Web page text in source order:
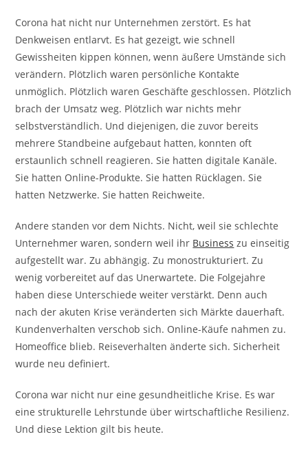
Corona hat nicht nur Unternehmen zerstört. Es hat
Denkweisen entlarvt. Es hat gezeigt, wie schnell
Gewissheiten kippen können, wenn äußere Umstände sich
verändern. Plötzlich waren persönliche Kontakte
unmöglich. Plötzlich waren Geschäfte geschlossen. Plötzlich
brach der Umsatz weg. Plötzlich war nichts mehr
selbstverständlich. Und diejenigen, die zuvor bereits
mehrere Standbeine aufgebaut hatten, konnten oft
erstaunlich schnell reagieren. Sie hatten digitale Kanäle.
Sie hatten Online-Produkte. Sie hatten Rücklagen. Sie
hatten Netzwerke. Sie hatten Reichweite.
Andere standen vor dem Nichts. Nicht, weil sie schlechte
Unternehmer waren, sondern weil ihr Business zu einseitig
aufgestellt war. Zu abhängig. Zu monostrukturiert. Zu
wenig vorbereitet auf das Unerwartete. Die Folgejahre
haben diese Unterschiede weiter verstärkt. Denn auch
nach der akuten Krise veränderten sich Märkte dauerhaft.
Kundenverhalten verschob sich. Online-Käufe nahmen zu.
Homeoffice blieb. Reiseverhalten änderte sich. Sicherheit
wurde neu definiert.
Corona war nicht nur eine gesundheitliche Krise. Es war
eine strukturelle Lehrstunde über wirtschaftliche Resilienz.
Und diese Lektion gilt bis heute.